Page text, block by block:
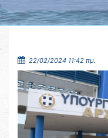
22/02/2024 11:42 πμ.